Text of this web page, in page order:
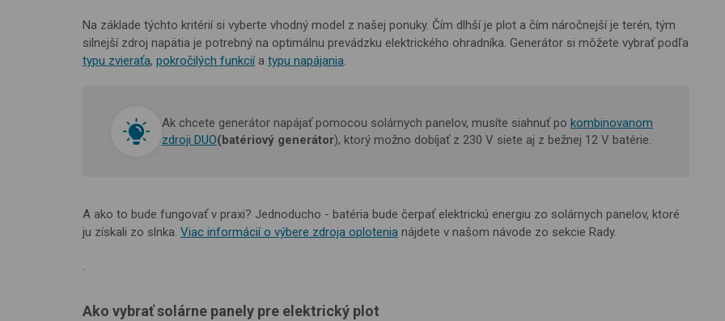
Na základe týchto kritérií si vyberte vhodný model z našej ponuky. Čím dlhší je plot a čím náročnejší je terén, tým
silnejší zdroj napätia je potrebný na optimálnu prevádzku elektrického ohradníka. Generátor si môžete vybrať podľa
typu zvieraťa, pokročilých funkciía typu napájania.
Ak chcete generátor napájať pomocou solárnych panelov, musíte siahnuť po kombinovanom
zdroji DUO(batériový generátor), ktorý možno dobíjať z 230 V siete aj z bežnej 12 V batérie.
A ako to bude fungovať v praxi? Jednoducho - batéria bude čerpať elektrickú energiu zo solárnych panelov, ktoré
ju získali zo slnka. Viac informácií o výbere zdroja oplotenia nájdete v našom návode zo sekcie Rady.
.
Ako vybrať solárne panely pre elektrický plot